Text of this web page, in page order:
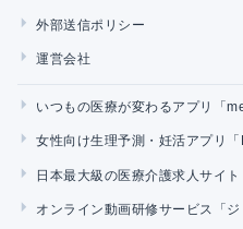
外部送信ポリシー
運営会社
いつもの医療が変わるアプリ「
女性向け生理予測・妊活アプリ
日本最大級の医療介護求人サイト
オンライン動画研修サービス「ジ